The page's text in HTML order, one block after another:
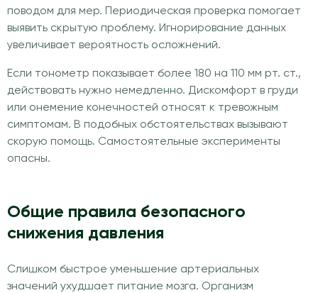
поводом для мер. Периодическая проверка помогает
выявить скрытую проблему. Игнорирование данных
увеличивает вероятность осложнений.
Если тонометр показывает более 180 на 110 мм рт. ст.,
действовать нужно немедленно. Дискомфорт в груди
или онемение конечностей относят к тревожным
симптомам. В подобных обстоятельствах вызывают
скорую помощь. Самостоятельные эксперименты
опасны.
Общие правила безопасного
снижения давления
Слишком быстрое уменьшение артериальных
значений ухудшает питание мозга. Организм